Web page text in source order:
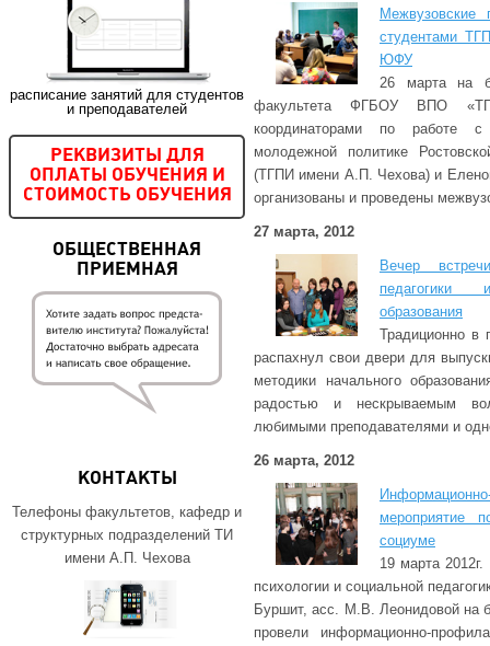
расписание занятий для студентов
и преподавателей
РЕКВИЗИТЫ ДЛЯ
ОПЛАТЫ ОБУЧЕНИЯ И
СТОИМОСТЬ ОБУЧЕНИЯ
ОБЩЕСТВЕННАЯ
ПРИЕМНАЯ
КОНТАКТЫ
Телефоны факультетов, кафедр и
структурных подразделений ТИ
имени А.П. Чехова
Межвузовские
студентами
ЮФУ
26 марта на
факультета ФГБОУ ВПО
координаторами по работе
молодежной политике
(ТГПИ имени А.П. Чехова) и
организованы и проведены
27 марта, 2012
Вечер
педагогики
образования
Традиционно в
распахнул свои двери для
методики начального
радостью и нескрываемым
любимыми преподавателями и
26 марта, 2012
мероприятие
социуме
19 марта
психологии и социальной
Буршит, асс. М.В. Леонидовой на
провели информационно-